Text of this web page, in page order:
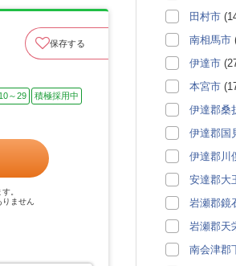
保存する
～29
積極採用中
。
りません
田村市
南相馬市
伊達市
本宮市
伊達郡桑
伊達郡国
伊達郡川
安達郡大
岩瀬郡鏡
岩瀬郡天
南会津郡